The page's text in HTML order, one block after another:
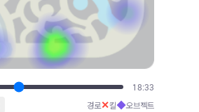
21:03
경로✕킬◆오브젝트